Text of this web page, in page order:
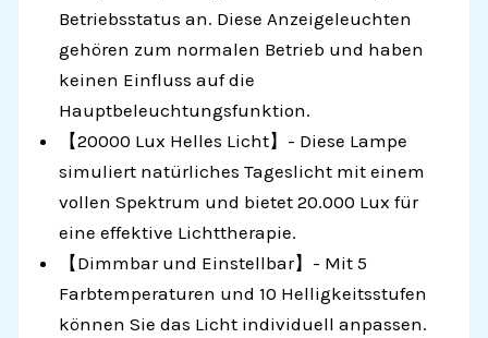
Betriebsstatus an. Diese Anzeigeleuchten
gehören zum normalen Betrieb und haben
keinen Einfluss auf die
Hauptbeleuchtungsfunktion.
【20000 Lux Helles Licht】- Diese Lampe
simuliert natürliches Tageslicht mit einem
vollen Spektrum und bietet 20.000 Lux für
eine effektive Lichttherapie.
【Dimmbar und Einstellbar】- Mit 5
Farbtemperaturen und 10 Helligkeitsstufen
können Sie das Licht individuell anpassen.